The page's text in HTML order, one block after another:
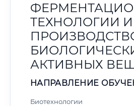
ТЕХНОЛОГИИ И
АКТИВНЫХ
НАПРАВЛЕНИЕ
Биотехнологии